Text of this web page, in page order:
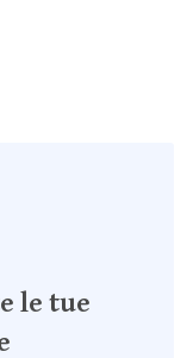
le tue